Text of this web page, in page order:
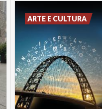
ARTE E CULTURA